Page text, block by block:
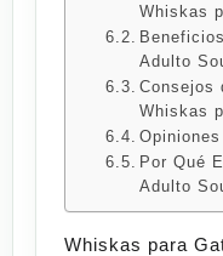
Whiskas
Adulto
Consejos
Whiskas
Por Qué
Adulto
Whiskas para